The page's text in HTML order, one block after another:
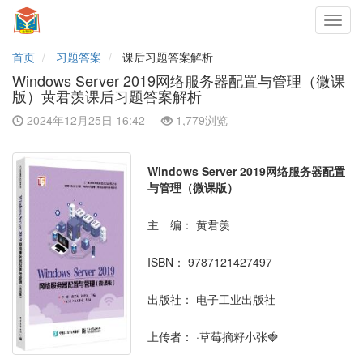
首页
习题答案 课后习题答案解析
Windows Server 2019网络服务器配置与管理（微课
版）黄君羡课后习题答案解析
2024年12月25日 16:42 1,779浏览
Windows Server 2019网络服务器配置
与管理（微课版）
主 编： 黄君羡
ISBN： 9787121427497
出版社： 电子工业出版社
上传者： ·草莓摘籽小张🍓